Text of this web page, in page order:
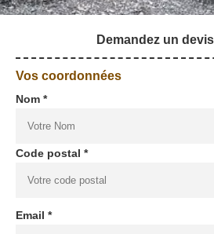
Demandez un
Vos coordonnées
Nom *
Code postal *
Email *